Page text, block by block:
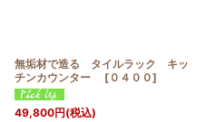
無垢材で造る タイルラック キッ
チンカウンター
[ ０４００]
49,800円(税込)